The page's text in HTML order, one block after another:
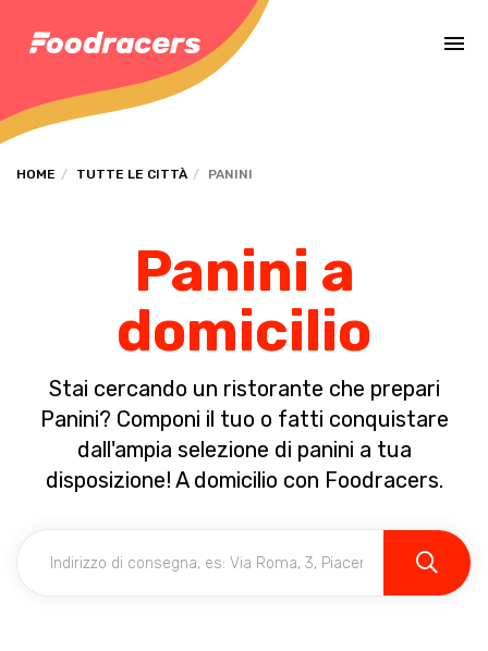
HOME TUTTE LE CITTÀ PANINI
Panini a
domicilio
Stai cercando un ristorante che prepari
Panini? Componi il tuo o fatti conquistare
dall'ampia selezione di panini a tua
disposizione! A domicilio con Foodracers.